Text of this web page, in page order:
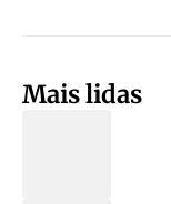
Mais lidas